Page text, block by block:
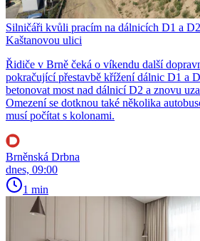
Silničáři kvůli pracím na dálnicích D1 a
Kaštanovou ulici
Řidiče v Brně čeká o víkendu další
pokračující přestavbě křížení dálnic D1 a
betonovat most nad dálnicí D2 a znovu
Omezení se dotknou také několika
musí počítat s kolonami.
Brněnská Drbna
dnes, 09:00
1 min